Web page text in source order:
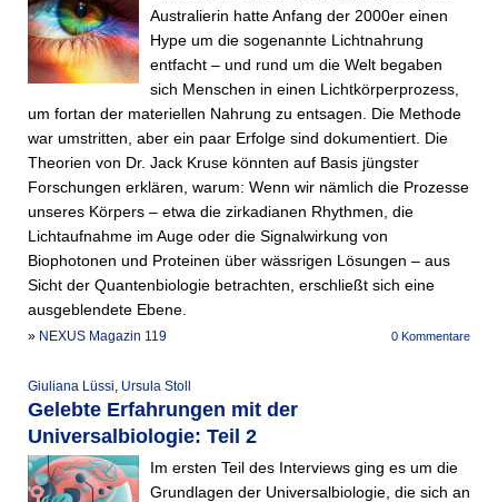
Australierin hatte Anfang der 2000er einen
Hype um die sogenannte Lichtnahrung
entfacht – und rund um die Welt begaben
sich Menschen in einen Lichtkörperprozess,
um fortan der materiellen Nahrung zu entsagen. Die Methode
war umstritten, aber ein paar Erfolge sind dokumentiert. Die
Theorien von Dr. Jack Kruse könnten auf Basis jüngster
Forschungen erklären, warum: Wenn wir nämlich die Prozesse
unseres Körpers – etwa die zirkadianen Rhythmen, die
Lichtaufnahme im Auge oder die Signalwirkung von
Biophotonen und Proteinen über wässrigen Lösungen – aus
Sicht der Quantenbiologie betrachten, erschließt sich eine
ausgeblendete Ebene.
0 Kommentare
» NEXUS Magazin 119
Giuliana Lüssi, Ursula Stoll
Gelebte Erfahrungen mit der
Universalbiologie: Teil 2
Im ersten Teil des Interviews ging es um die
Grundlagen der Universalbiologie, die sich an